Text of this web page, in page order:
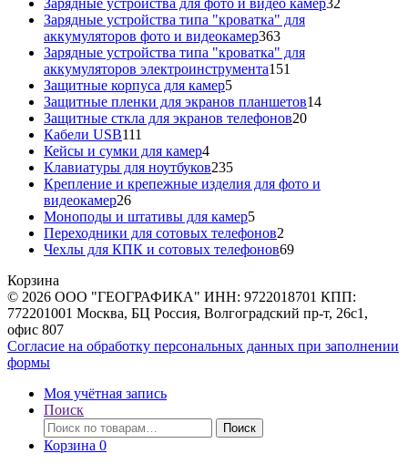
Зарядные устройства для фото и видео камер32
Зарядные устройства типа "кроватка" для
аккумуляторов фото и видеокамер363363
товара
Зарядные устройства типа "кроватка" для
аккумуляторов электроинструмента151
Защитные корпуса для камер55
товаров
Защитные пленки для экранов планшетов1414
Защитные сткла для экранов телефонов2020
Кабели USB111
товаров
Кейсы и сумки для камер44
товара
Клавиатуры для ноутбуков235235
товаров
Крепление и крепежные изделия для фото и
видеокамер2626
товаров
Моноподы и штативы для камер55
товаров
Переходники для сотовых телефонов2
товара
Чехлы для КПК и сотовых телефонов6969
Корзина
© 2026 ООО "ГЕОГРАФИКА" ИНН: 9722018701 КПП:
772201001 Москва, БЦ Россия, Волгоградский пр-т, 26с1,
офис 807
Согласие на обработку персональных данных при заполнении
формы
Моя учётная запись
Поиск
Искать:
Поиск
Корзина 0